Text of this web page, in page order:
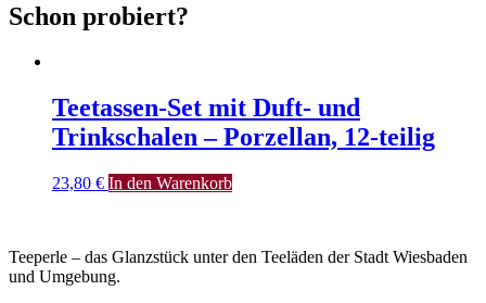
Schon probiert?
Teetassen-Set mit Duft- und
Trinkschalen – Porzellan, 12-teilig
23,80 € In den Warenkorb
Teeperle – das Glanzstück unter den Teeläden der Stadt Wiesbaden
und Umgebung.